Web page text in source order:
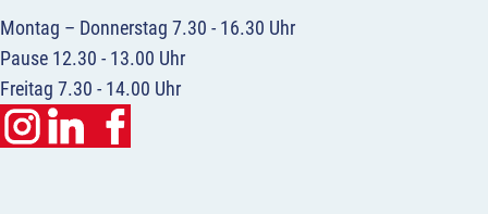
Montag – Donnerstag 7.30 - 16.30 Uhr
Pause 12.30 - 13.00 Uhr
Freitag 7.30 - 14.00 Uhr